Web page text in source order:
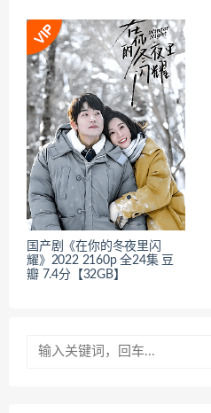
国产剧《在你的冬夜里闪
耀》2022 2160p 全24集 豆
瓣 7.4分【32GB】